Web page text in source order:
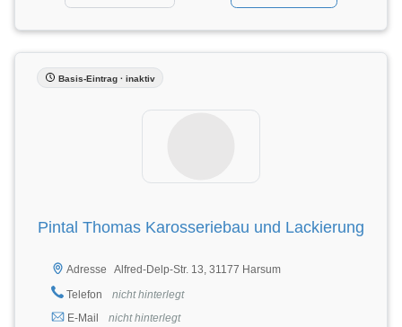
Basis-Eintrag · inaktiv
Pintal Thomas Karosseriebau und Lackierung
Adresse
Alfred-Delp-Str. 13, 31177 Harsum
Telefon
nicht hinterlegt
E-Mail
nicht hinterlegt